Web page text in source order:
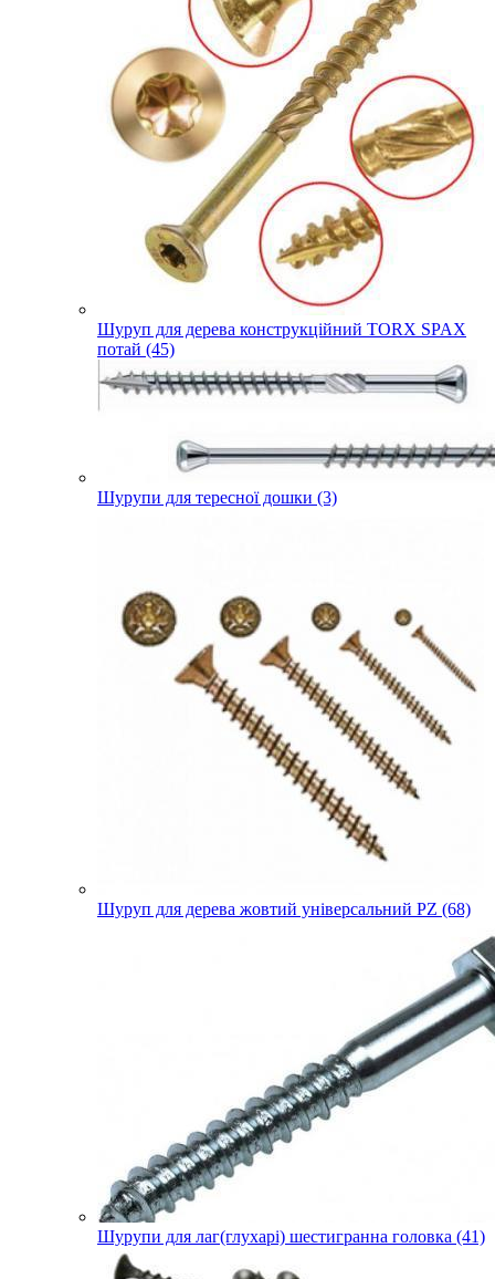
Шуруп для дерева конструкційний TORX SPAX
потай (45)
Шурупи для тересної дошки (3)
Шуруп для дерева жовтий універсальний PZ (68)
Шурупи для лаг(глухарі) шестигранна головка (41)